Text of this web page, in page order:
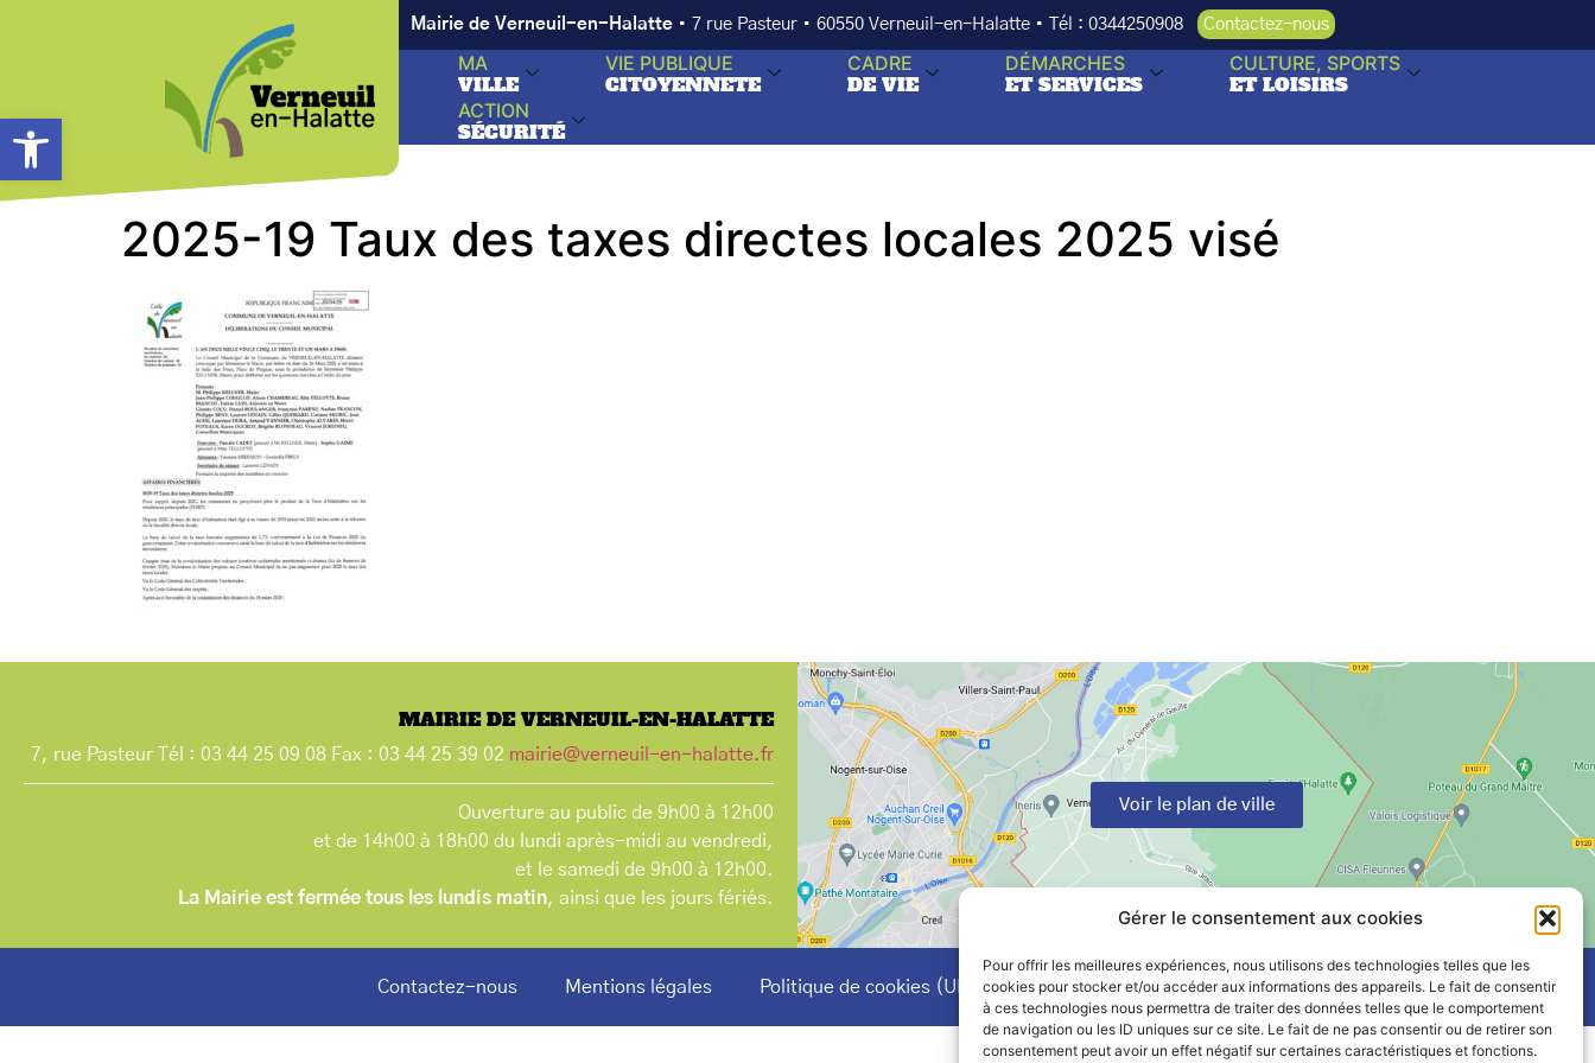
Ouvrir la barre d’outils
Gérer le consentement aux cookies
Pour offrir les meilleures expériences, nous utilisons des technologies telles que les
cookies pour stocker et/ou accéder aux informations des appareils. Le fait de consentir
à ces technologies nous permettra de traiter des données telles que le comportement
de navigation ou les ID uniques sur ce site. Le fait de ne pas consentir ou de retirer son
consentement peut avoir un effet négatif sur certaines caractéristiques et fonctions.
Mairie de Verneuil-en-Halatte • 7 rue Pasteur • 60550 Verneuil-en-Halatte • Tél : 0344250908 Contactez-nous
MA
VILLE
VIE PUBLIQUE
CITOYENNETE
CADRE
DE VIE
DÉMARCHES
ET SERVICES
CULTURE, SPORTS
ET LOISIRS
ACTION
SÉCURITÉ
2025-19 Taux des taxes directes locales 2025 visé
MAIRIE DE VERNEUIL-EN-HALATTE
7, rue Pasteur Tél : 03 44 25 09 08 Fax : 03 44 25 39 02 mairie@verneuil-en-halatte.fr
Ouverture au public de 9h00 à 12h00
et de 14h00 à 18h00 du lundi après-midi au vendredi,
et le samedi de 9h00 à 12h00.
La Mairie est fermée tous les lundis matin, ainsi que les jours fériés.
Voir le plan de ville
Contactez-nous Mentions légales Politique de cookies (UE)